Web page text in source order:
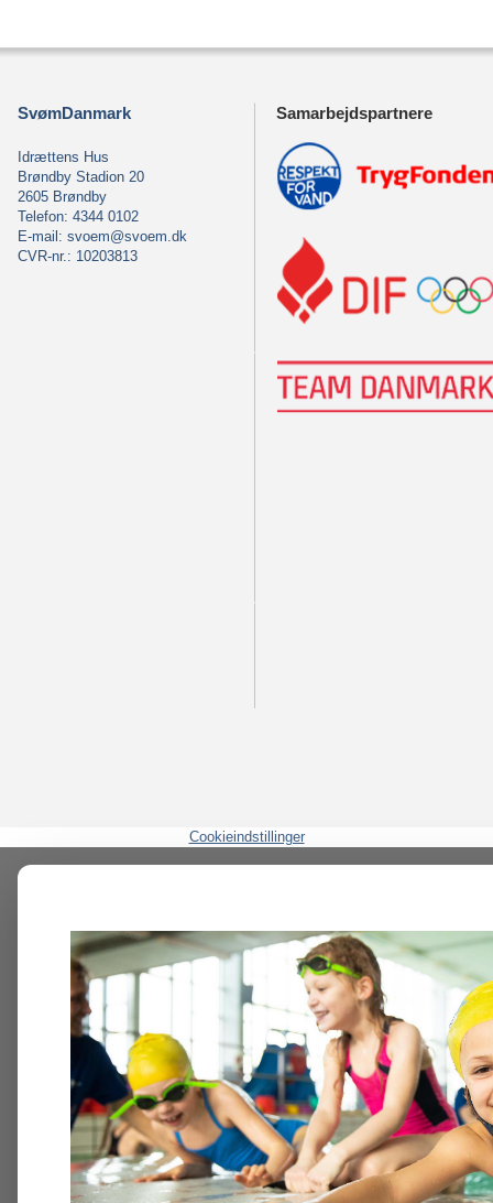
SvømDanmark
Idrættens Hus
Brøndby Stadion 20
2605 Brøndby
Telefon: 4344 0102
E-mail: svoem@svoem.dk
CVR-nr.: 10203813
Samarbejdspartnere
Cookieindstillinger